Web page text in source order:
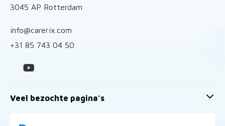
3045 AP Rotterdam
info@carerix.com
+31 85 743 04 50
Veel bezochte pagina’s